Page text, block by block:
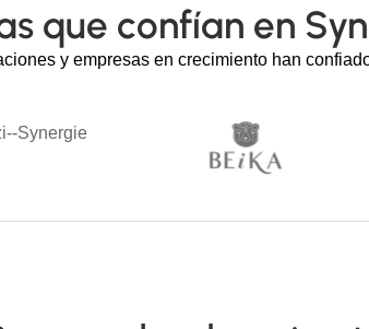
que confían en
y empresas en crecimiento han